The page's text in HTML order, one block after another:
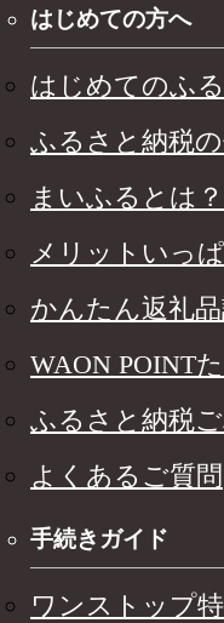
はじめての方へ
はじめてのふ
ふるさと納税
まいふるとは？
メリットいっ
かんたん返礼
WAON POINT
ふるさと納税
よくあるご質問
手続きガイド
ワンストップ